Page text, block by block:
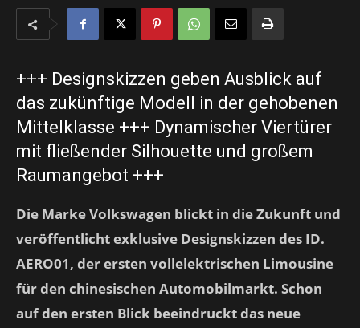
+++ Designskizzen geben Ausblick auf
das zukünftige Modell in der gehobenen
Mittelklasse +++ Dynamischer Viertürer
mit fließender Silhouette und großem
Raumangebot +++
Die Marke Volkswagen blickt in die Zukunft und
veröffentlicht exklusive Designskizzen des ID.
AERO01, der ersten vollelektrischen Limousine
für den chinesischen Automobilmarkt. Schon
auf den ersten Blick beeindruckt das neue